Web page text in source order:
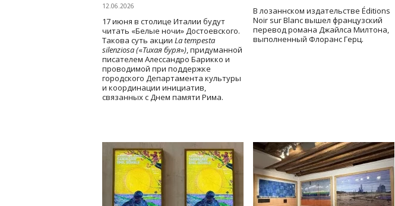
12.06.2026
17 июня в столице Италии будут
читать «Белые ночи» Достоевского.
Такова суть акции La tempesta
silenziosa («Тихая буря»), придуманной
писателем Алессандро Барикко и
проводимой при поддержке
городского Департамента культуры
и координации инициатив,
связанных с Днем памяти Рима.
В лозаннском издательстве Éditions
Noir sur Blanc вышел французский
перевод романа Джайлса Милтона,
выполненный Флоранс Герц.